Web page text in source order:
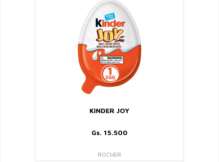
KINDER JOY
Gs. 15.500
ROCHER